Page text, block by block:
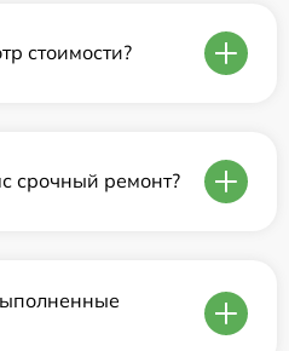
стоимости?
срочный ремонт?